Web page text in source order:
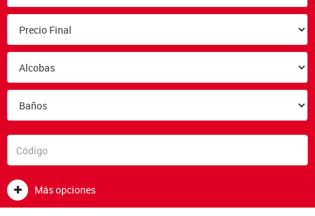
Más opciones